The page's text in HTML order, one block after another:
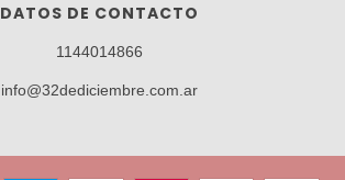
DATOS DE CONTACTO
1144014866
info@32dediciembre.com.ar